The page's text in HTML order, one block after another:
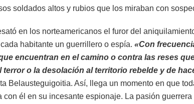
soldados altos y rubios que los miraban con
en los norteamericanos el furor del
habitante un guerrillero o espía. «Con
encuentran en el camino o contra las reses
terror o la desolación al territorio rebelde y de
Belausteguigoitia. Así, llega un momento en que
con él en su incesante espionaje. La pasión